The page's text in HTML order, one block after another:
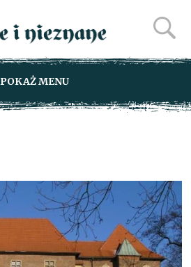
POKAŻ MENU